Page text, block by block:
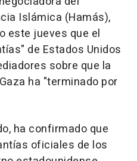
Islámica (Hamás),
este jueves que el
de Estados Unidos
sobre que la
ha "terminado por
ha confirmado que
oficiales de los